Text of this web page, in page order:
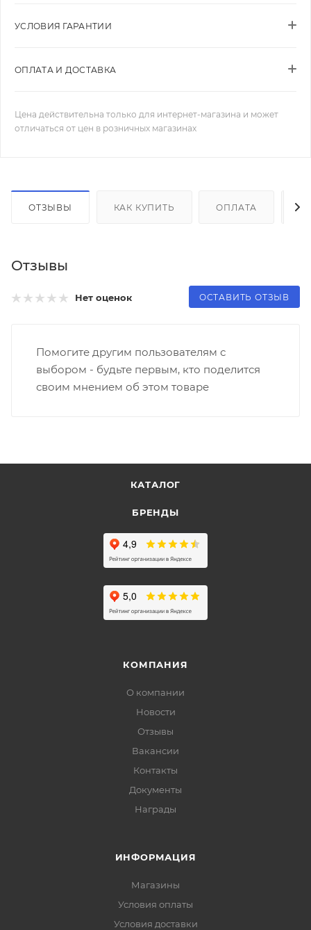
УСЛОВИЯ ГАРАНТИИ
ОПЛАТА И ДОСТАВКА
Цена действительна только для интернет-магазина и может
отличаться от цен в розничных магазинах
ОТЗЫВЫ КАК КУПИТЬ ОПЛАТА
Отзывы
Нет оценок ОСТАВИТЬ ОТЗЫВ
Помогите другим пользователям с
выбором - будьте первым, кто поделится
своим мнением об этом товаре
КАТАЛОГ
БРЕНДЫ
КОМПАНИЯ
О компании
Новости
Отзывы
Вакансии
Контакты
Документы
Награды
ИНФОРМАЦИЯ
Магазины
Условия оплаты
Условия доставки